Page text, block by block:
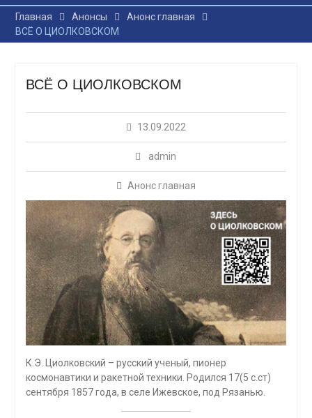
Главная Анонсы
Анонс главная
ВСЁ О ЦИОЛКОВСКОМ
ВСЁ О ЦИОЛКОВСКОМ
13.09.2022
admin
Анонс главная
К.Э. Циолковский – русский ученый, пионер
космонавтики и ракетной техники. Родился 17(5 с.ст)
сентября 1857 года, в селе Ижевское, под Рязанью.